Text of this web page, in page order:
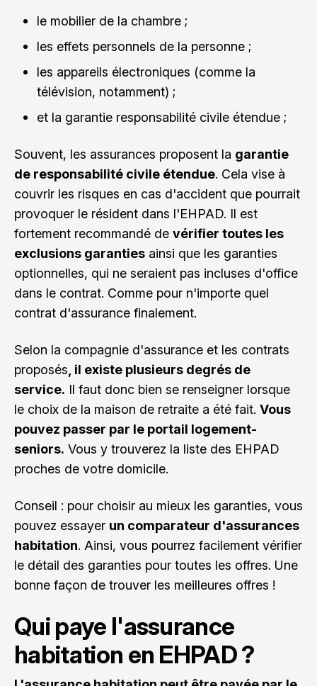
le mobilier de la chambre ;
les effets personnels de la personne ;
les appareils électroniques (comme la
télévision, notamment) ;
et la garantie responsabilité civile étendue ;
Souvent, les assurances proposent la garantie
de responsabilité civile étendue. Cela vise à
couvrir les risques en cas d'accident que pourrait
provoquer le résident dans l'EHPAD. Il est
fortement recommandé de vérifier toutes les
exclusions garanties ainsi que les garanties
optionnelles, qui ne seraient pas incluses d'office
dans le contrat. Comme pour n'importe quel
contrat d'assurance finalement.
Selon la compagnie d'assurance et les contrats
proposés , il existe plusieurs degrés de
service. Il faut donc bien se renseigner lorsque
le choix de la maison de retraite a été fait. Vous
pouvez passer par le portail logement-
seniors. Vous y trouverez la liste des EHPAD
proches de votre domicile.
Conseil : pour choisir au mieux les garanties, vous
pouvez essayer un comparateur d'assurances
habitation. Ainsi, vous pourrez facilement vérifier
le détail des garanties pour toutes les offres. Une
bonne façon de trouver les meilleures offres !
Qui paye l'assurance
habitation en EHPAD ?